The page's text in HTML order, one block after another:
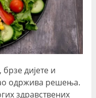
дијете и
одржива решења.
здравствених